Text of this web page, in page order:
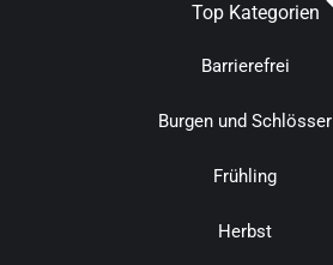
Top Kategorien
Barrierefrei
Burgen und Schlösser
Frühling
Herbst